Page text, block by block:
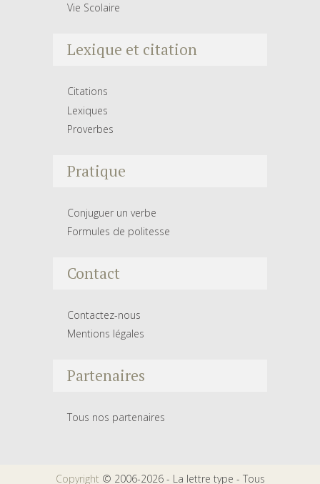
Vie Scolaire
Lexique et citation
Citations
Lexiques
Proverbes
Pratique
Conjuguer un verbe
Formules de politesse
Contact
Contactez-nous
Mentions légales
Partenaires
Tous nos partenaires
Copyright © 2006-2026 - La lettre type - Tous